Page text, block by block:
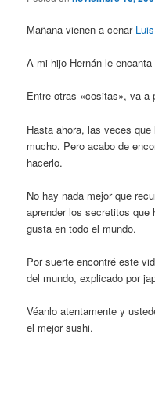
Mañana vienen a cenar Luis
A mi hijo Hernán le
Entre otras «cositas», va a
Hasta ahora, las veces
mucho. Pero acabo de
hacerlo.
No hay nada mejor que
aprender los secretitos que
gusta en todo el mundo.
Por suerte encontré este
del mundo, explicado por
Véanlo atentamente y
el mejor sushi.